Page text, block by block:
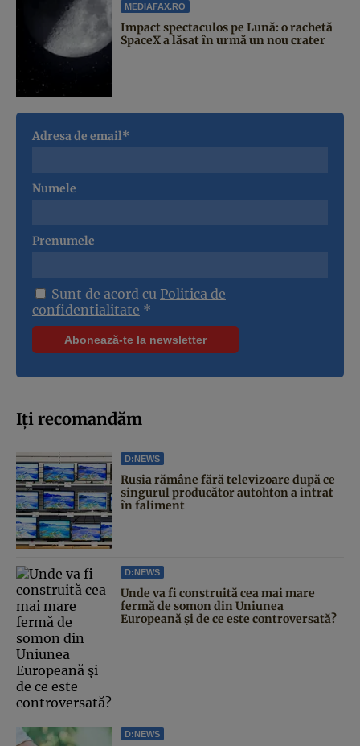
MEDIAFAX.RO
Impact spectaculos pe Lună: o rachetă
SpaceX a lăsat în urmă un nou crater
Adresa de email*
Numele
Prenumele
Sunt de acord cu Politica de
confidentialitate *
Iți recomandăm
D:NEWS
Rusia rămâne fără televizoare după ce
singurul producător autohton a intrat
în faliment
D:NEWS
Unde va fi construită cea mai mare
fermă de somon din Uniunea
Europeană și de ce este controversată?
D:NEWS